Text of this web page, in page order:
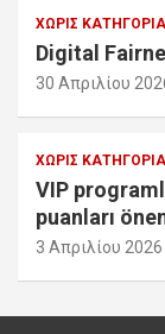
ΧΩΡΊΣ ΚΑΤΗΓΟΡΊΑ
Digital
30 Απριλίου
ΧΩΡΊΣ ΚΑΤΗΓΟΡΊΑ
VIP
puanları
3 Απριλίου 2026